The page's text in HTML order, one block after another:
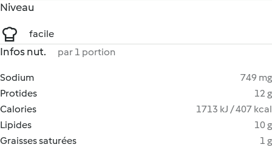
Niveau
facile
Infos nut. par 1 portion
Sodium
749 mg
Protides
12 g
Calories
1713 kJ / 407 kcal
Lipides
10 g
Graisses saturées
1 g